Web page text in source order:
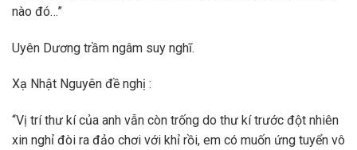
nào đó…”
Uyên Dương trầm ngâm suy nghĩ.
Xạ Nhật Nguyên đề nghị :
“Vị trí thư kí của anh vẫn còn trống do thư kí trước đột nhiên
xin nghỉ đòi ra đảo chơi với khỉ rồi, em có muốn ứng tuyển vô